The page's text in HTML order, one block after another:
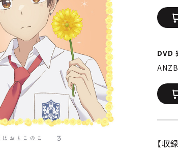
DVD
【収